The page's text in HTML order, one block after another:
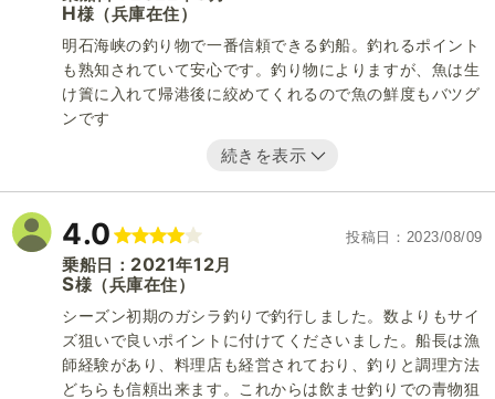
H様 （兵庫在住）
明石海峡の釣り物で一番信頼できる釣船。釣れるポイント
も熟知されていて安心です。釣り物によりますが、魚は生
け簀に入れて帰港後に絞めてくれるので魚の鮮度もバツグ
ンです
続きを表示
4.0 投稿日 2023/08/09
乗船日： 2021年12月
S様 （兵庫在住）
シーズン初期のガシラ釣りで釣行しました。数よりもサイ
ズ狙いで良いポイントに付けてくださいました。船長は漁
師経験があり、料理店も経営されており、釣りと調理方法
どちらも信頼出来ます。これからは飲ませ釣りでの青物狙